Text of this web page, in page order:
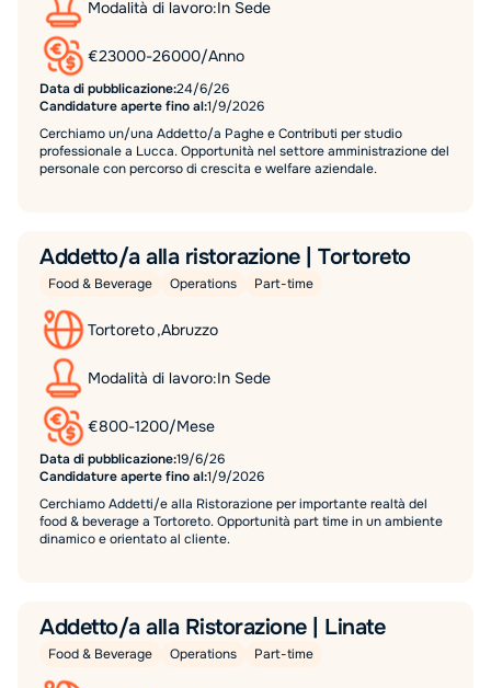
Modalità di lavoro:In Sede
€23000-26000/Anno
Data di pubblicazione:24/6/26
Candidature aperte fino al:1/9/2026
Cerchiamo un/una Addetto/a Paghe e Contributi per studio
professionale a Lucca. Opportunità nel settore amministrazione del
personale con percorso di crescita e welfare aziendale.
Addetto/a alla ristorazione | Tortoreto
Food & Beverage Operations Part-time
Tortoreto,Abruzzo
Modalità di lavoro:In Sede
€800-1200/Mese
Data di pubblicazione:19/6/26
Candidature aperte fino al:1/9/2026
Cerchiamo Addetti/e alla Ristorazione per importante realtà del
food & beverage a Tortoreto. Opportunità part time in un ambiente
dinamico e orientato al cliente.
Addetto/a alla Ristorazione | Linate
Food & Beverage Operations Part-time